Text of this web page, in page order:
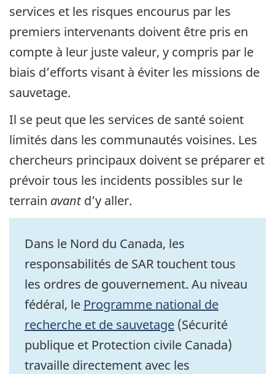
services et les risques encourus par les
premiers intervenants doivent être pris en
compte à leur juste valeur, y compris par le
biais d’efforts visant à éviter les missions de
sauvetage.
Il se peut que les services de santé soient
limités dans les communautés voisines. Les
chercheurs principaux doivent se préparer et
prévoir tous les incidents possibles sur le
terrain avantd’y aller.
Dans le Nord du Canada, les
responsabilités de SAR touchent tous
les ordres de gouvernement. Au niveau
fédéral, le Programme national de
recherche et de sauvetage (Sécurité
publique et Protection civile Canada)
travaille directement avec les